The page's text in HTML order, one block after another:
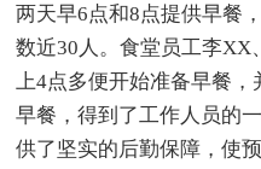
两天早6点和8点提供早餐
数近30人。食堂员工李
上4点多便开始准备早餐
早餐，得到了工作人员的
供了坚实的后勤保障，使